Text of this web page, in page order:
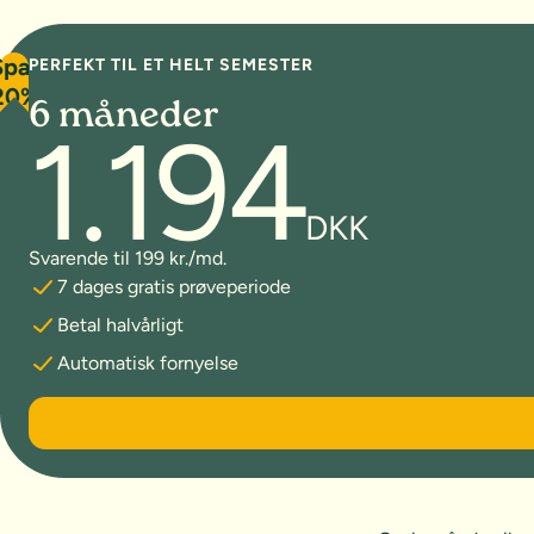
PERFEKT TIL ET HELT SEMESTER
6 måneder
1.194DKK
Svarende til 199 kr./md.
7 dages gratis prøveperiode
Betal halvårligt
Automatisk fornyelse
6 måneder